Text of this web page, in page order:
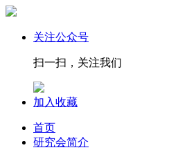
关注公众号
扫一扫，关注我们
加入收藏
首页
研究会简介